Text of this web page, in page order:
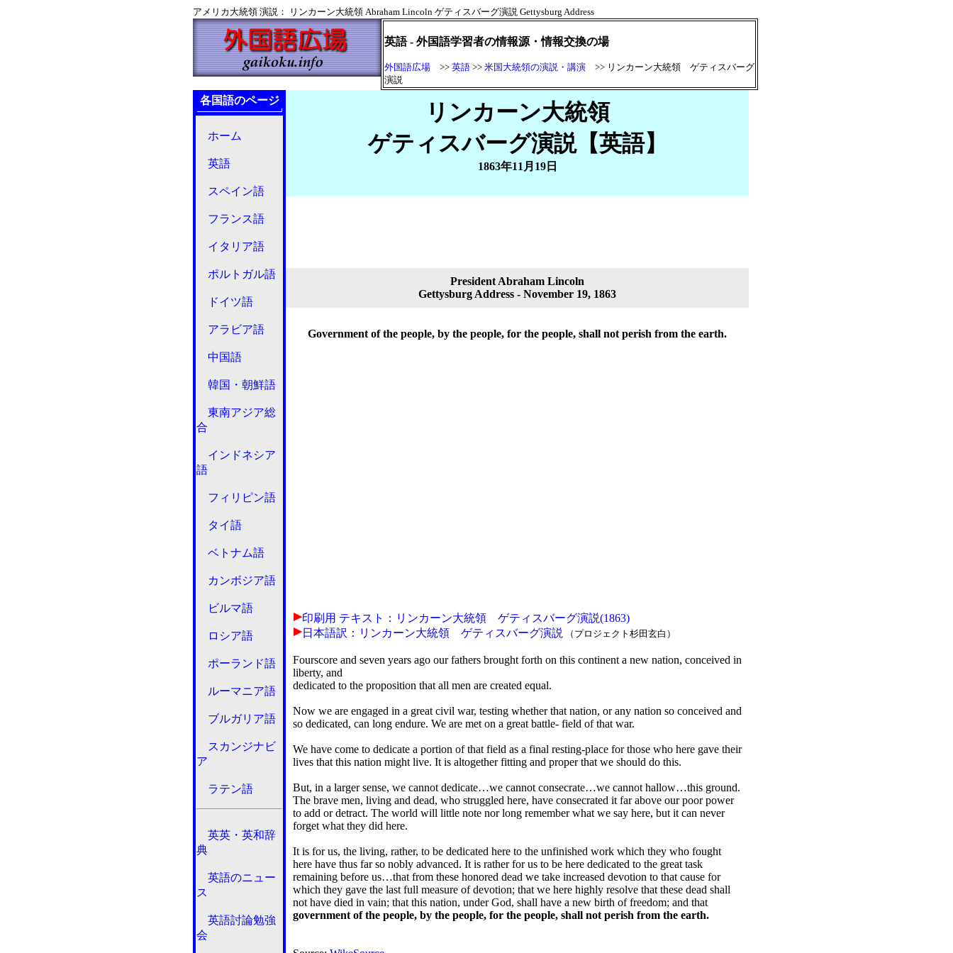
アメリカ大統領 演説： リンカーン大統領 Abraham Lincoln ゲティスバーグ演説 Gettysburg Address
英語 - 外国語学習者の情報源・情報交換の場
外国語広場 >> 英語 >> 米国大統領の演説・講演 >> リンカーン大統領 ゲティスバーグ
演説
各国語のページ
ホーム
英語
スペイン語
フランス語
イタリア語
ポルトガル語
ドイツ語
アラビア語
中国語
韓国・朝鮮語
東南アジア総
合
インドネシア
語
フィリピン語
タイ語
ベトナム語
カンボジア語
ビルマ語
ロシア語
ポーランド語
ルーマニア語
ブルガリア語
スカンジナビ
ア
ラテン語
英英・英和辞
典
英語のニュー
ス
英語討論勉強
会
リンカーン大統領
ゲティスバーグ演説【英語】
1863年11月19日
President Abraham Lincoln
Gettysburg Address - November 19, 1863
Government of the people, by the people, for the people, shall not perish from the earth.
印刷用 テキスト：リンカーン大統領 ゲティスバーグ演説(1863)
日本語訳：リンカーン大統領 ゲティスバーグ演説
（プロジェクト杉田玄白）
Fourscore and seven years ago our fathers brought forth on this continent a new nation, conceived in
liberty, and
dedicated to the proposition that all men are created equal.
Now we are engaged in a great civil war, testing whether that nation, or any nation so conceived and
so dedicated, can long endure. We are met on a great battle- field of that war.
We have come to dedicate a portion of that field as a final resting-place for those who here gave their
lives that this nation might live. It is altogether fitting and proper that we should do this.
But, in a larger sense, we cannot dedicate…we cannot consecrate…we cannot hallow…this ground.
The brave men, living and dead, who struggled here, have consecrated it far above our poor power
to add or detract. The world will little note nor long remember what we say here, but it can never
forget what they did here.
It is for us, the living, rather, to be dedicated here to the unfinished work which they who fought
here have thus far so nobly advanced. It is rather for us to be here dedicated to the great task
remaining before us…that from these honored dead we take increased devotion to that cause for
which they gave the last full measure of devotion; that we here highly resolve that these dead shall
not have died in vain; that this nation, under God, shall have a new birth of freedom; and that
government of the people, by the people, for the people, shall not perish from the earth.